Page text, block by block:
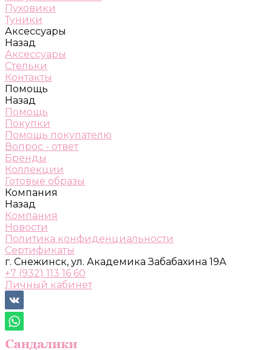
Пуховики
Туники
Аксессуары
Назад
Аксессуары
Стельки
Контакты
Помощь
Назад
Помощь
Покупки
Помощь покупателю
Вопрос - ответ
Бренды
Коллекции
Готовые образы
Компания
Назад
Компания
Новости
Политика конфиденциальности
Сертификаты
г. Снежинск, ул. Академика Забабахина 19А
+7 (932) 113 16 60
Личный кабинет